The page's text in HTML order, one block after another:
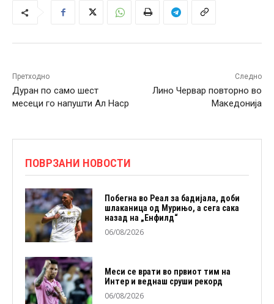
Претходно
Дуран по само шест
месеци го напушти Ал Наср
Следно
Лино Червар повторно во
Македонија
ПОВРЗАНИ НОВОСТИ
Побегна во Реал за бадијала, доби
шлаканица од Мурињо, а сега сака
назад на „Енфилд“
06/08/2026
Меси се врати во првиот тим на
Интер и веднаш сруши рекорд
06/08/2026